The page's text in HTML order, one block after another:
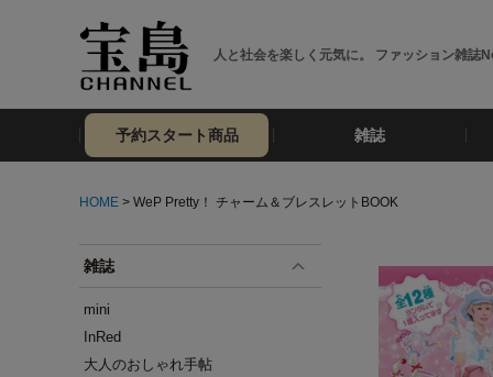
人と社会を楽しく元気に。 ファッション雑誌
予約スタート商品 雑誌
HOME > WeP Pretty！ チャーム＆ブレスレットBOOK
雑誌
mini
InRed
大人のおしゃれ手帖